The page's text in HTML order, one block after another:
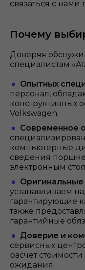
связаться с нами
Почему
Доверяя
специалистам
Опытных
персонал,
конструктивных
Volkswagen.
Современное
компьютерные
сведения
электронным
Оригинальные
устанавливаем
гарантирующие
также
гарантийные
Доверие и
сервисных
расчет
ожидания.